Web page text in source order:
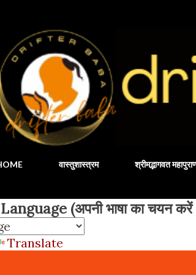
वास्तुशास्त्रम श्रीमद्भागवत
(अपनी भाषा का चयन करें
Translate